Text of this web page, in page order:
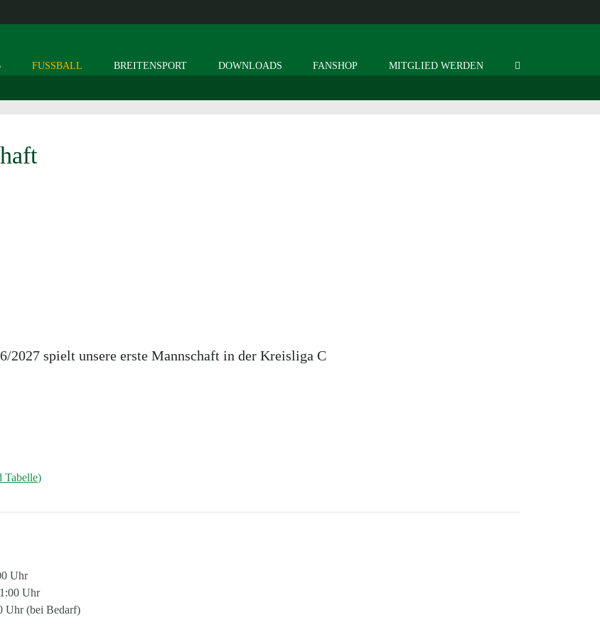
FUSSBALL BREITENSPORT DOWNLOADS FANSHOP MITGLIED WERDEN
2027 spielt unsere erste Mannschaft in der Kreisliga C
Tabelle)
Uhr
Uhr
Uhr (bei Bedarf)